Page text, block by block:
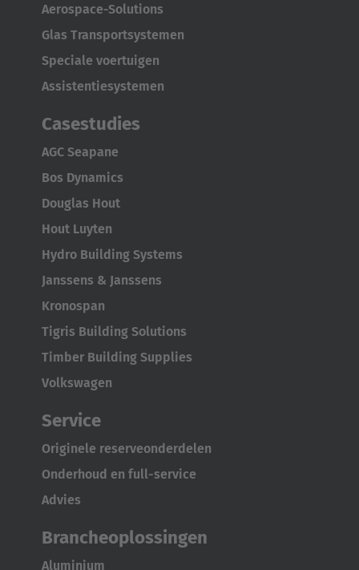
Polska
Polski
Türkiye
Türkçe
English Neutral
Aerospace-Solutions
Glas Transportsystemen
Speciale voertuigen
Assistentiesystemen
Casestudies
AGC Seapane
Bos Dynamics
Douglas Hout
Hout Luyten
Hydro Building Systems
Janssens & Janssens
Kronospan
Tigris Building Solutions
Timber Building Supplies
Volkswagen
Service
Originele reserveonderdelen
Onderhoud en full-service
Advies
Brancheoplossingen
Aluminium